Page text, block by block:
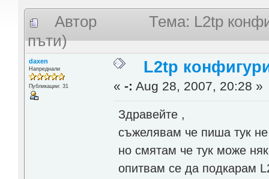
Автор
Тема: L2tp
пъти)
daxen
Напреднали
Публикации: 31
L2tp
«-: Aug 28, 2007, 20:28 »
Здравейте ,
съжелявам че пиша тук
но смятам че тук може
опитвам се да подкарам